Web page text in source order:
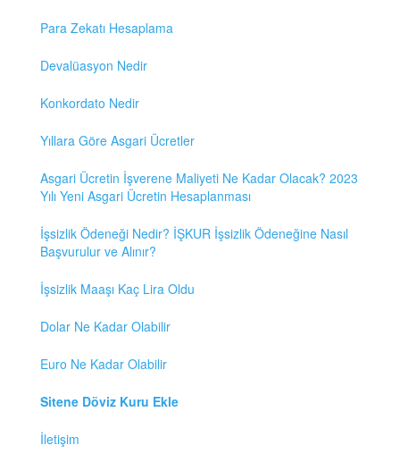
Para Zekatı Hesaplama
Devalüasyon Nedir
Konkordato Nedir
Yıllara Göre Asgari Ücretler
Asgari Ücretin İşverene Maliyeti Ne Kadar Olacak? 2023
Yılı Yeni Asgari Ücretin Hesaplanması
İşsizlik Ödeneği Nedir? İŞKUR İşsizlik Ödeneğine Nasıl
Başvurulur ve Alınır?
İşsizlik Maaşı Kaç Lira Oldu
Dolar Ne Kadar Olabilir
Euro Ne Kadar Olabilir
Sitene Döviz Kuru Ekle
İletişim